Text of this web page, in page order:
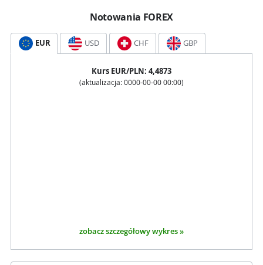
Notowania FOREX
EUR USD CHF GBP
Kurs EUR/PLN: 4,4873
(aktualizacja: 0000-00-00 00:00)
zobacz szczegółowy wykres »